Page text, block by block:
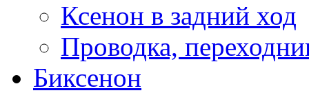
Ксенон в задний ход
Проводка,
Биксенон